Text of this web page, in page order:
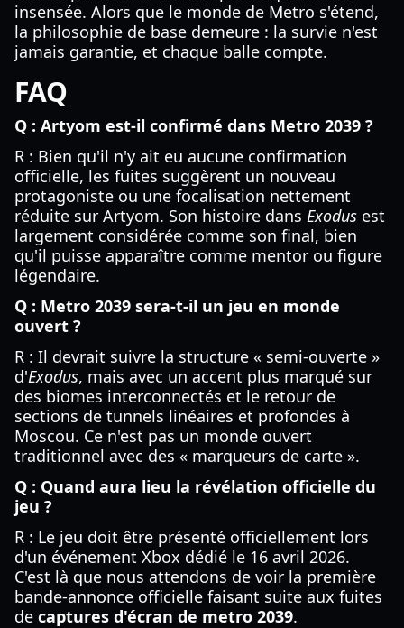
insensée. Alors que le monde de Metro s'étend,
la philosophie de base demeure : la survie n'est
jamais garantie, et chaque balle compte.
FAQ
Q : Artyom est-il confirmé dans Metro 2039 ?
R : Bien qu'il n'y ait eu aucune confirmation
officielle, les fuites suggèrent un nouveau
protagoniste ou une focalisation nettement
réduite sur Artyom. Son histoire dans Exodus est
largement considérée comme son final, bien
qu'il puisse apparaître comme mentor ou figure
légendaire.
Q : Metro 2039 sera-t-il un jeu en monde
ouvert ?
R : Il devrait suivre la structure « semi-ouverte »
d'Exodus, mais avec un accent plus marqué sur
des biomes interconnectés et le retour de
sections de tunnels linéaires et profondes à
Moscou. Ce n'est pas un monde ouvert
traditionnel avec des « marqueurs de carte ».
Q : Quand aura lieu la révélation officielle du
jeu ?
R : Le jeu doit être présenté officiellement lors
d'un événement Xbox dédié le 16 avril 2026.
C'est là que nous attendons de voir la première
bande-annonce officielle faisant suite aux fuites
de captures d'écran de metro 2039.